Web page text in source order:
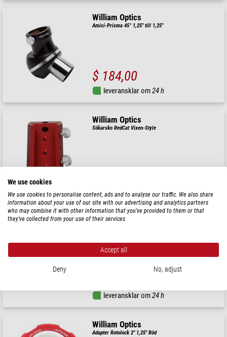
William Optics
Amici-Prisma 45° 1,25" till 1,25"
$ 184,00
leveransklar om24 h
William Optics
Sökarsko RedCat Vixen-Style
leveransklar om24 h
William Optics
leveransklar om24 h
William Optics
Adapter Rotolock 2" 1,25" Röd
We use cookies
We use cookies to personalise content, ads and to analyse our traffic. We also share
information about your use of our site with our advertising and analytics partners
who may combine it with other information that you’ve provided to them or that
they’ve collected from your use of their services
Accept all
Deny No, adjust